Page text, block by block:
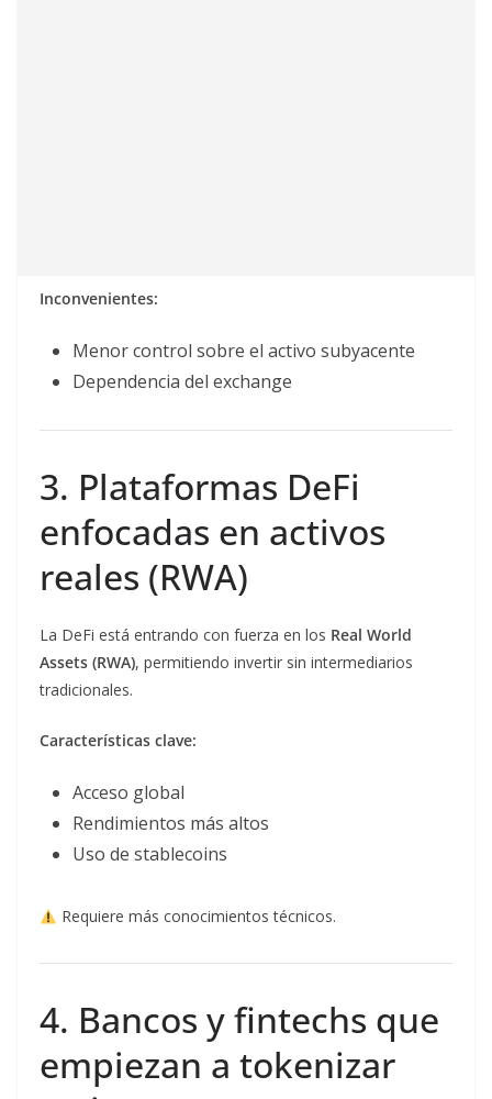
Inconvenientes:
Menor control sobre el activo subyacente
Dependencia del exchange
3. Plataformas DeFi
enfocadas en activos
reales (RWA)
La DeFi está entrando con fuerza en los Real World
Assets (RWA), permitiendo invertir sin intermediarios
tradicionales.
Características clave:
Acceso global
Rendimientos más altos
Uso de stablecoins
Requiere más conocimientos técnicos.
4. Bancos y fintechs que
empiezan a tokenizar